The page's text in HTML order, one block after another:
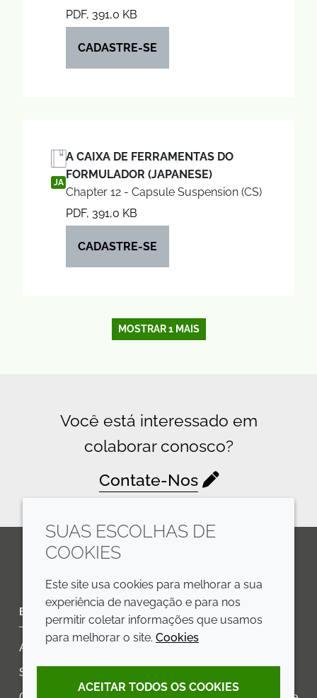
PDF, 391,0 KB
CADASTRE-SE
JA
A CAIXA DE FERRAMENTAS DO
FORMULADOR (JAPANESE)
Chapter 12 - Capsule Suspension (CS)
PDF, 391,0 KB
CADASTRE-SE
MOSTRAR 1 MAIS
Você está interessado em
colaborar conosco?
Contate-Nos
LinkedInYoutubeLine
EMPRESA
Annual Report
Sustainability Report
LEGAL
Termos e condições
SUAS ESCOLHAS DE
COOKIES
Este site usa cookies para melhorar a sua
experiência de navegação e para nos
permitir coletar informações que usamos
para melhorar o site. Cookies
ACEITAR TODOS OS COOKIES